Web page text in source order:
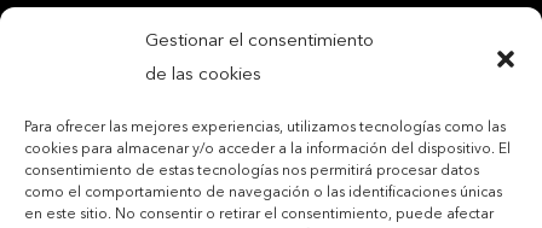
Gestionar el consentimiento
de las cookies
Para ofrecer las mejores experiencias, utilizamos tecnologías como las
cookies para almacenar y/o acceder a la información del dispositivo. El
consentimiento de estas tecnologías nos permitirá procesar datos
como el comportamiento de navegación o las identificaciones únicas
en este sitio. No consentir o retirar el consentimiento, puede afectar